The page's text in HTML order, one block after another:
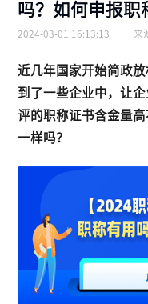
吗？如何申报职
2024-03-01 16:13:13 来
近几年国家开始简政
到了一些企业中，让
评的职称证书含金量
一样吗？